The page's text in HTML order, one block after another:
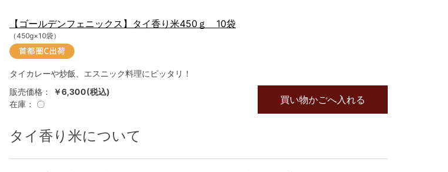
【ゴールデンフェニックス】タイ香り米450ｇ 10袋
（450g×10袋）
タイカレーや炒飯、エスニック料理にピッタリ！
販売価格：
￥6,300(税込)
在庫：
〇 買い物かごへ入れる
タイ香り米について